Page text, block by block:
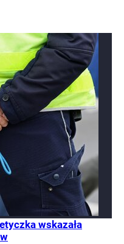
wskazała